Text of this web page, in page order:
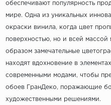
обеспечивают популярность
мире. Одна из уникальных
окраски винила, когда цвет
поверхностью, но и всей массой
образом замечательные
находят вдохновение в
современными модами, чтобы
обоев ГранДеко, поражающие
художественными решениями.